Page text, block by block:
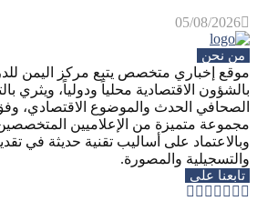
05/08/2026
من نحن
موقع إخباري متخصص يتبع مركز اليمن
بالشؤون الاقتصادية محلياً ودولياً، ويثري
الصحافي الحدث والموضوع الاقتصادي،
مجموعة متميزة من الإعلاميين
وبالاعتماد على أساليب تقنية حديثة في
والتسجيلية والمصورة.
تابعنا على
Facebook
Twitter
Instagram
Youtube
Rss
Telegram
Whatsapp